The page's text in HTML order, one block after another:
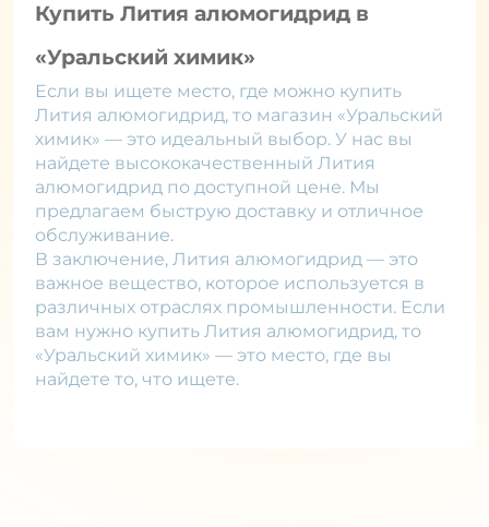
Купить Лития алюмогидрид в
«Уральский химик»
Если вы ищете место, где можно купить
Лития алюмогидрид, то магазин «Уральский
химик» — это идеальный выбор. У нас вы
найдете высококачественный Лития
алюмогидрид по доступной цене. Мы
предлагаем быструю доставку и отличное
обслуживание.
В заключение, Лития алюмогидрид — это
важное вещество, которое используется в
различных отраслях промышленности. Если
вам нужно купить Лития алюмогидрид, то
«Уральский химик» — это место, где вы
найдете то, что ищете.